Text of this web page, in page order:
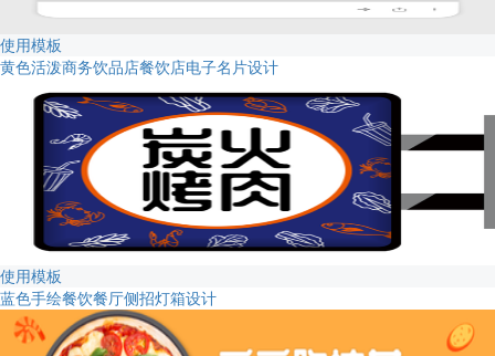
使用模板
黄色活泼商务饮品店餐饮店电子名片设计
使用模板
蓝色手绘餐饮餐厅侧招灯箱设计